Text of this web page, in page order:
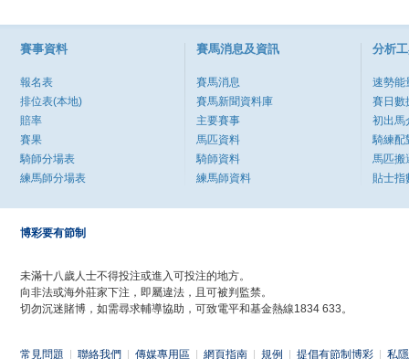
賽事資料
報名表
排位表(本地)
賠率
賽果
騎師分場表
練馬師分場表
賽馬消息及資訊
賽馬消息
賽馬新聞資料庫
主要賽事
馬匹資料
騎師資料
練馬師資料
分析
速勢能
賽日數
初出馬
騎練配
馬匹搬
貼士指
博彩要有節制
未滿十八歲人士不得投注或進入可投注的地方。
向非法或海外莊家下注，即屬違法，且可被判監禁。
切勿沉迷賭博，如需尋求輔導協助，可致電平和基金熱線1834 633。
常見問題 聯絡我們 傳媒專用區 網頁指南 規例 提倡有節制博彩 私